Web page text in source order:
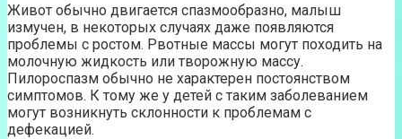
Живот обычно двигается спазмообразно, малыш
измучен, в некоторых случаях даже появляются
проблемы с ростом. Рвотные массы могут походить на
молочную жидкость или творожную массу.
Пилороспазм обычно не характерен постоянством
симптомов. К тому же у детей с таким заболеванием
могут возникнуть склонности к проблемам с
дефекацией.